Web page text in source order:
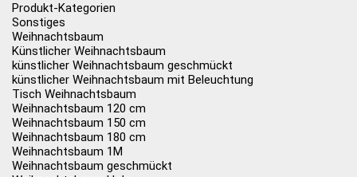
Produkt-Kategorien
Sonstiges
Weihnachtsbaum
Künstlicher Weihnachtsbaum
künstlicher Weihnachtsbaum geschmückt
künstlicher Weihnachtsbaum mit Beleuchtung
Tisch Weihnachtsbaum
Weihnachtsbaum 120 cm
Weihnachtsbaum 150 cm
Weihnachtsbaum 180 cm
Weihnachtsbaum 1M
Weihnachtsbaum geschmückt